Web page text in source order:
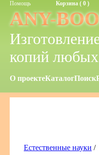
Помощь Корзина ( 0 )
ANY-
копий
О проектеКаталогПоиск
Естественные науки /